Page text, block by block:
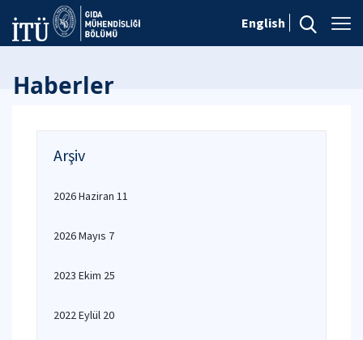
English
Haberler
Arşiv
2026 Haziran 11
2026 Mayıs 7
2023 Ekim 25
2022 Eylül 20